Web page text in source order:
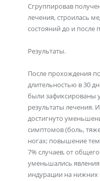
Сгруппировав
лечения, строилась
состояний до и после
Результаты.
После прохождения
длительностью в 30
были зафиксированы
результаты лечения.
достигнуто
симптомов (боль,
ногах; повышение
7% случаев, от
уменьшались
индурации на нижних